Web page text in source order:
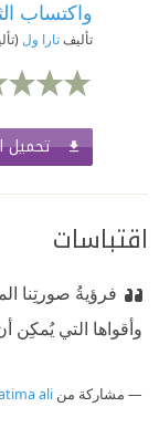
واكتساب
تأليفتارا ول
تحميل
اقتباسات
فرؤيةُ صورتِنا
وأقواها التي يُمكِن
مشاركة من ali